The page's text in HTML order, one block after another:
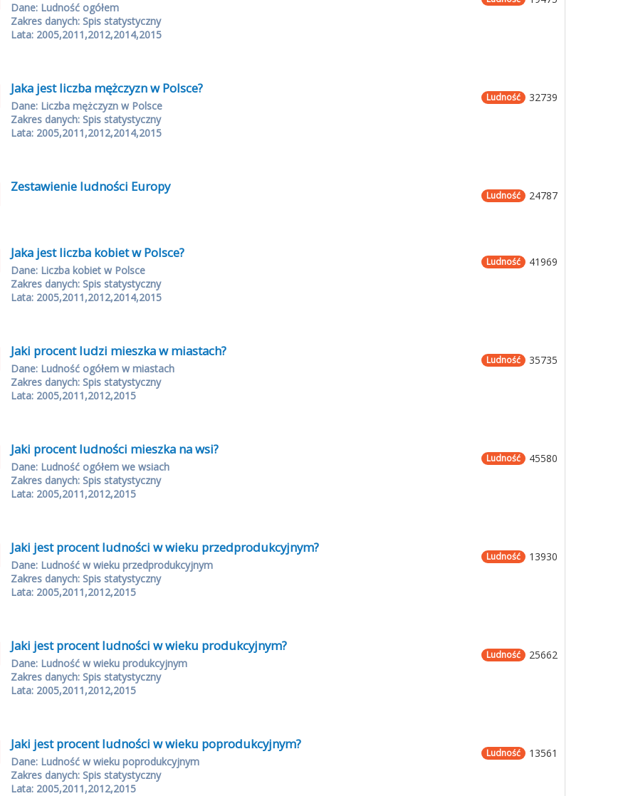
Dane: Ludność ogółem
Zakres danych: Spis statystyczny
Lata: 2005,2011,2012,2014,2015
32739
Ludność
Jaka jest liczba mężczyzn w Polsce?
Dane: Liczba mężczyzn w Polsce
Zakres danych: Spis statystyczny
Lata: 2005,2011,2012,2014,2015
24787
Ludność
Zestawienie ludności Europy
41969
Ludność
Jaka jest liczba kobiet w Polsce?
Dane: Liczba kobiet w Polsce
Zakres danych: Spis statystyczny
Lata: 2005,2011,2012,2014,2015
35735
Ludność
Jaki procent ludzi mieszka w miastach?
Dane: Ludność ogółem w miastach
Zakres danych: Spis statystyczny
Lata: 2005,2011,2012,2015
45580
Ludność
Jaki procent ludności mieszka na wsi?
Dane: Ludność ogółem we wsiach
Zakres danych: Spis statystyczny
Lata: 2005,2011,2012,2015
13930
Ludność
Jaki jest procent ludności w wieku przedprodukcyjnym?
Dane: Ludność w wieku przedprodukcyjnym
Zakres danych: Spis statystyczny
Lata: 2005,2011,2012,2015
25662
Ludność
Jaki jest procent ludności w wieku produkcyjnym?
Dane: Ludność w wieku produkcyjnym
Zakres danych: Spis statystyczny
Lata: 2005,2011,2012,2015
13561
Ludność
Jaki jest procent ludności w wieku poprodukcyjnym?
Dane: Ludność w wieku poprodukcyjnym
Zakres danych: Spis statystyczny
Lata: 2005,2011,2012,2015